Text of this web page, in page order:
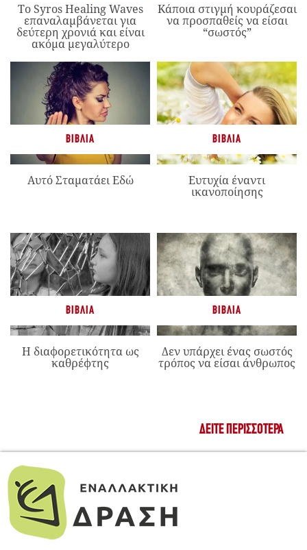
Το Syros Healing Waves
επαναλαμβάνεται για
δεύτερη χρονιά και είναι
ακόμα μεγαλύτερο
Κάποια στιγμή κουράζεσαι
να προσπαθείς να είσαι
“σωστός”
ΒΙΒΛΊΑ
Αυτό Σταματάει Εδώ
ΒΙΒΛΊΑ
Ευτυχία έναντι
ικανοποίησης
ΒΙΒΛΊΑ
Η διαφορετικότητα ως
καθρέφτης
ΒΙΒΛΊΑ
Δεν υπάρχει ένας σωστός
τρόπος να είσαι άνθρωπος
ΔΕΊΤΕ ΠΕΡΙΣΣΌΤΕΡΑ